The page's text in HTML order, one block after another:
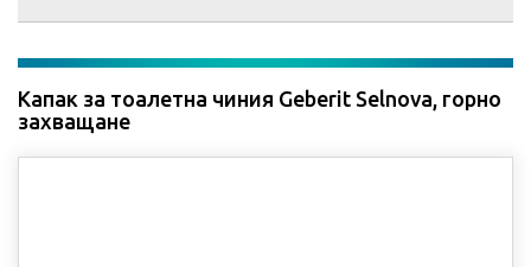
Капак за тоалетна чиния Geberit Selnova, горно
захващане